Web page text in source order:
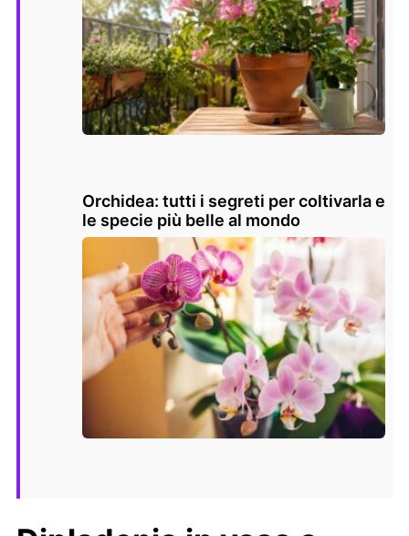
Orchidea: tutti i segreti per coltivarla e
le specie più belle al mondo